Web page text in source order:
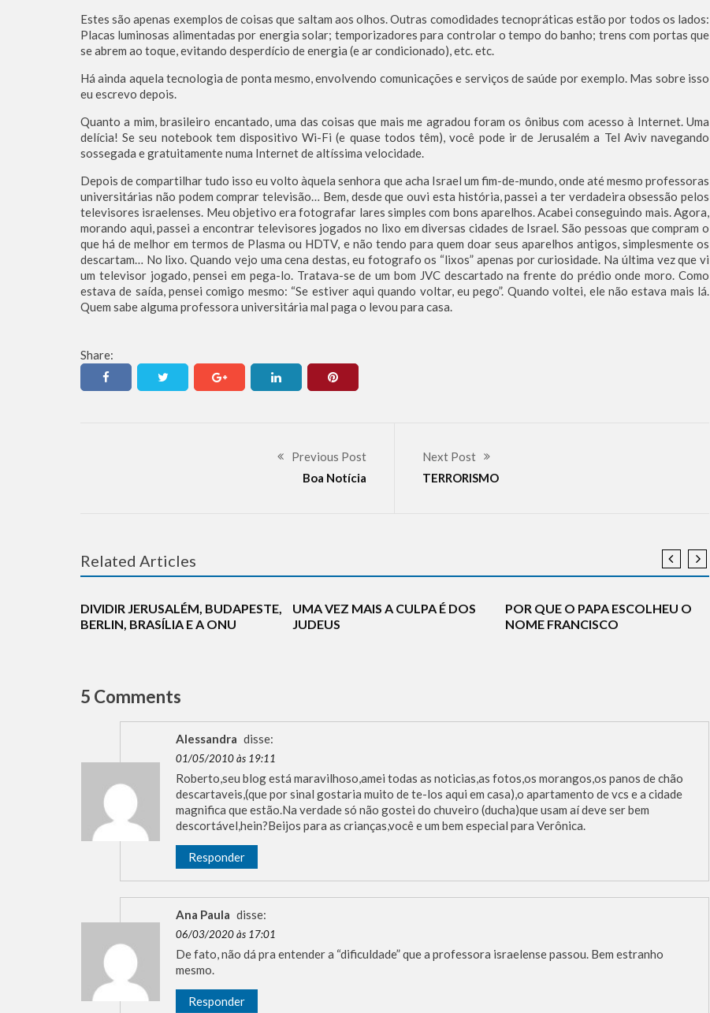
Estes são apenas exemplos de coisas que saltam aos olhos. Outras comodidades tecnopráticas estão por todos os lados:
Placas luminosas alimentadas por energia solar; temporizadores para controlar o tempo do banho; trens com portas que
se abrem ao toque, evitando desperdício de energia (e ar condicionado), etc. etc.
Há ainda aquela tecnologia de ponta mesmo, envolvendo comunicações e serviços de saúde por exemplo. Mas sobre isso
eu escrevo depois.
Quanto a mim, brasileiro encantado, uma das coisas que mais me agradou foram os ônibus com acesso à Internet. Uma
delícia! Se seu notebook tem dispositivo Wi-Fi (e quase todos têm), você pode ir de Jerusalém a Tel Aviv navegando
sossegada e gratuitamente numa Internet de altíssima velocidade.
Depois de compartilhar tudo isso eu volto àquela senhora que acha Israel um fim-de-mundo, onde até mesmo professoras
universitárias não podem comprar televisão… Bem, desde que ouvi esta história, passei a ter verdadeira obsessão pelos
televisores israelenses. Meu objetivo era fotografar lares simples com bons aparelhos. Acabei conseguindo mais. Agora,
morando aqui, passei a encontrar televisores jogados no lixo em diversas cidades de Israel. São pessoas que compram o
que há de melhor em termos de Plasma ou HDTV, e não tendo para quem doar seus aparelhos antigos, simplesmente os
descartam… No lixo. Quando vejo uma cena destas, eu fotografo os “lixos” apenas por curiosidade. Na última vez que vi
um televisor jogado, pensei em pega-lo. Tratava-se de um bom JVC descartado na frente do prédio onde moro. Como
estava de saída, pensei comigo mesmo: “Se estiver aqui quando voltar, eu pego”. Quando voltei, ele não estava mais lá.
Quem sabe alguma professora universitária mal paga o levou para casa.
Share:
Previous Post
Boa Notícia
Next Post
TERRORISMO
Related Articles
ONU REFLEXÕES
DIVIDIR JERUSALÉM, BUDAPESTE,
BERLIN, BRASÍLIA E A ONU
UMA VEZ MAIS A CULPA É DOS
JUDEUS
POR QUE O PAPA ESCOLHEU O
NOME FRANCISCO
5 Comments
Alessandra disse:
01/05/2010 às 19:11
Roberto,seu blog está maravilhoso,amei todas as noticias,as fotos,os morangos,os panos de chão
descartaveis,(que por sinal gostaria muito de te-los aqui em casa),o apartamento de vcs e a cidade
magnifica que estão.Na verdade só não gostei do chuveiro (ducha)que usam aí deve ser bem
descortável,hein?Beijos para as crianças,você e um bem especial para Verônica.
Responder
Ana Paula disse:
06/03/2020 às 17:01
De fato, não dá pra entender a “dificuldade” que a professora israelense passou. Bem estranho
mesmo.
Responder